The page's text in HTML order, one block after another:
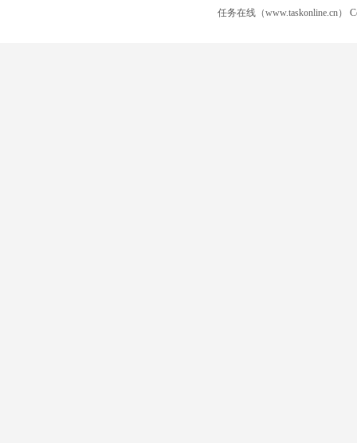
任务在线（www.taskonline.cn